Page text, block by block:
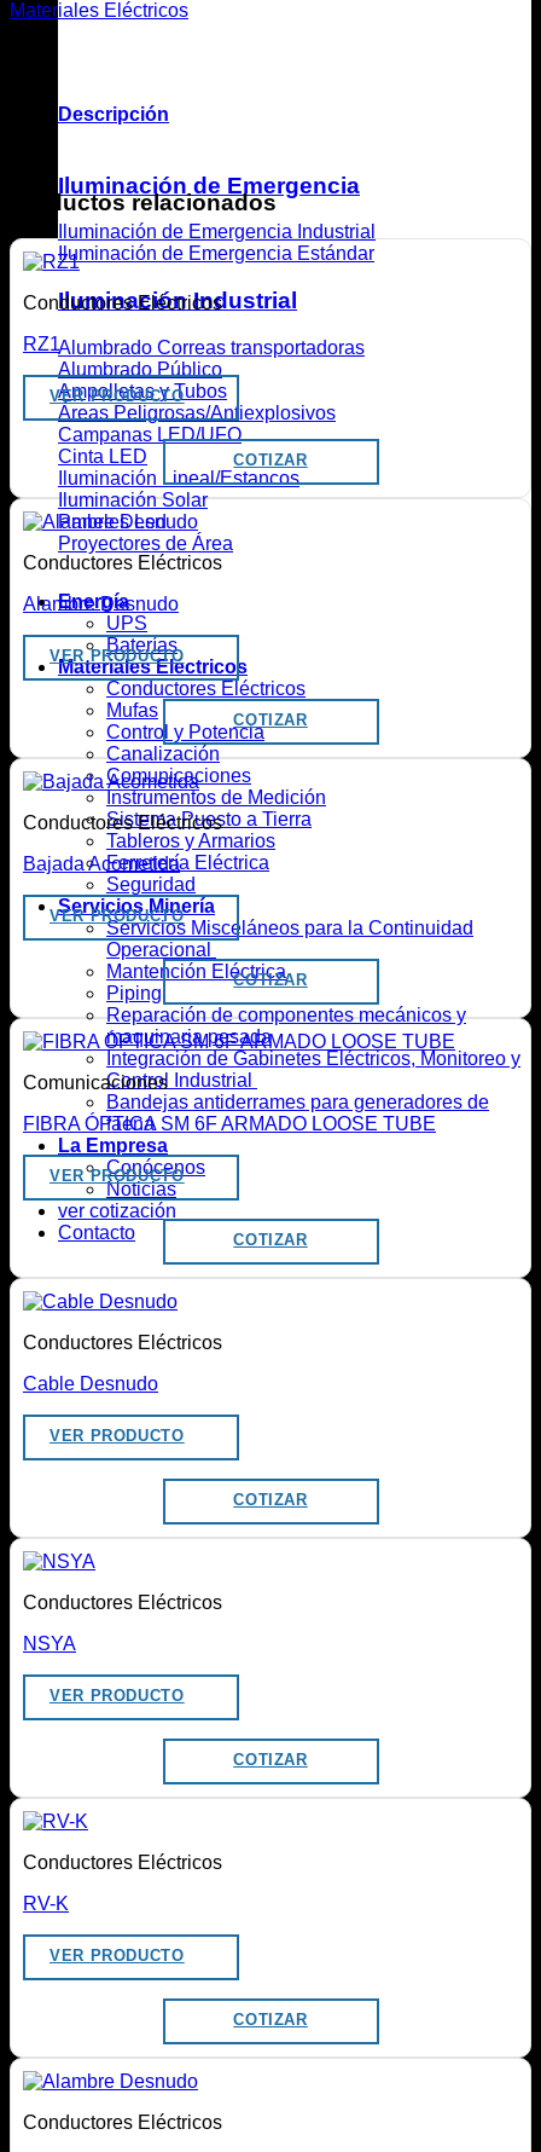
Iluminación de Emergencia
Iluminación de Emergencia Industrial
Iluminación de Emergencia Estándar
Iluminación Industrial
Alumbrado Correas transportadoras
Alumbrado Público
Ampolletas y Tubos
Áreas Peligrosas/Antiexplosivos
Campanas LED/UFO
Cinta LED
Iluminación Lineal/Estancos
Iluminación Solar
Paneles Led
Proyectores de Área
Energía
UPS
Baterías
Materiales Eléctricos
Conductores Eléctricos
Mufas
Control y Potencia
Canalización
Comunicaciones
Instrumentos de Medición
Sistema Puesto a Tierra
Tableros y Armarios
Ferretería Eléctrica
Seguridad
Servicios Minería
Servicios Misceláneos para la Continuidad
Operacional
Mantención Eléctrica
Piping
Reparación de componentes mecánicos y
maquinaria pesada
Integración de Gabinetes Eléctricos, Monitoreo y
Control Industrial
Bandejas antiderrames para generadores de
faena
La Empresa
Conócenos
Noticias
ver cotización
Contacto
Materiales Eléctricos
Descripción
Productos relacionados
Conductores Eléctricos
RZ1
VER PRODUCTO
COTIZAR
Conductores Eléctricos
Alambre Desnudo
VER PRODUCTO
COTIZAR
Conductores Eléctricos
Bajada Acometida
VER PRODUCTO
COTIZAR
Comunicaciones
FIBRA ÓPTICA SM 6F ARMADO LOOSE TUBE
VER PRODUCTO
COTIZAR
Conductores Eléctricos
Cable Desnudo
VER PRODUCTO
COTIZAR
Conductores Eléctricos
NSYA
VER PRODUCTO
COTIZAR
Conductores Eléctricos
RV-K
VER PRODUCTO
COTIZAR
Conductores Eléctricos